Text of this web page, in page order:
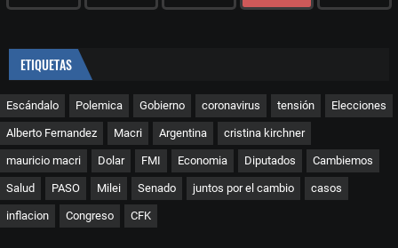
ETIQUETAS
Escándalo Polemica Gobierno coronavirus tensión Elecciones
Alberto Fernandez Macri Argentina cristina kirchner
mauricio macri Dolar FMI Economia Diputados Cambiemos
Salud PASO Milei Senado juntos por el cambio casos
inflacion Congreso CFK